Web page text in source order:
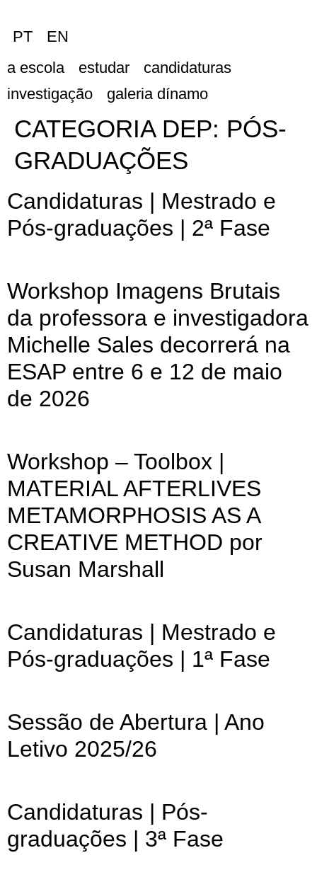
PT
EN
a escola
estudar
candidaturas
investigação
galeria dínamo
CATEGORIA DEP: PÓS-
GRADUAÇÕES
Candidaturas | Mestrado e
Pós-graduações | 2ª Fase
Workshop Imagens Brutais
da professora e investigadora
Michelle Sales decorrerá na
ESAP entre 6 e 12 de maio
de 2026
Workshop – Toolbox |
MATERIAL AFTERLIVES
METAMORPHOSIS AS A
CREATIVE METHOD por
Susan Marshall
Candidaturas | Mestrado e
Pós-graduações | 1ª Fase
Sessão de Abertura | Ano
Letivo 2025/26
Candidaturas | Pós-
graduações | 3ª Fase